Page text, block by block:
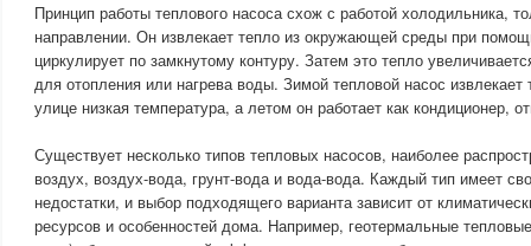
Принцип работы теплового насоса схож с работой холодильника,
направлении. Он извлекает тепло из окружающей среды при
циркулирует по замкнутому контуру. Затем это тепло
для отопления или нагрева воды. Зимой тепловой насос
улице низкая температура, а летом он работает как кондиционер,
Существует несколько типов тепловых насосов, наиболее
воздух, воздух-вода, грунт-вода и вода-вода. Каждый тип имеет
недостатки, и выбор подходящего варианта зависит от
ресурсов и особенностей дома. Например, геотермальные